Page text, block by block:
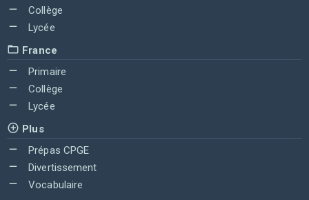
Collège
Lycée
France
Primaire
Collège
Lycée
Plus
Prépas CPGE
Divertissement
Vocabulaire